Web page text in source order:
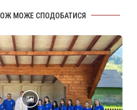
МОЖЕ СПОДОБАТИСЯ